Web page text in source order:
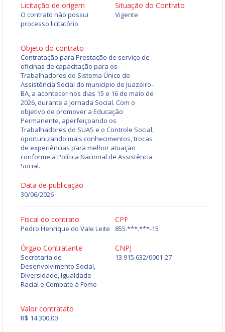
Licitação de origem
O contrato não possui
processo licitatório
Situação do Contrato
Vigente
Objeto do contrato
Contratação para Prestação de serviço de
oficinas de capacitação para os
Trabalhadores do Sistema Único de
Assistência Social do município de Juazeiro–
BA, a acontecer nos dias 15 e 16 de maio de
2026, durante a Jornada Social. Com o
objetivo de promover a Educação
Permanente, aperfeiçoando os
Trabalhadores do SUAS e o Controle Social,
oportunizando mais conhecimentos, trocas
de experiências para melhor atuação
conforme a Política Nacional de Assistência
Social.
Data de publicação
30/06/2026
Fiscal do contrato
Pedro Henrique do Vale Leite
CPF
855.***.***-15
Órgao Contratante
Secretaria de
Desenvolvimento Social,
Diversidade, Igualdade
Racial e Combate à Fome
CNPJ
13.915.632/0001-27
Valor contratato
R$ 14.300,00